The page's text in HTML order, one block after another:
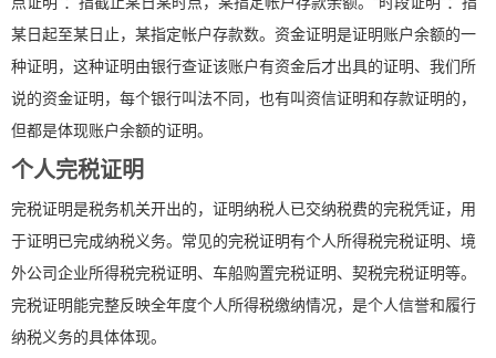
某日起至某日止，某指定帐户存款数。资金证明是证明账户余额的一
种证明，这种证明由银行查证该账户有资金后才出具的证明、我们所
说的资金证明，每个银行叫法不同，也有叫资信证明和存款证明的，
但都是体现账户余额的证明。
个人完税证明
完税证明是税务机关开出的，证明纳税人已交纳税费的完税凭证，用
于证明已完成纳税义务。常见的完税证明有个人所得税完税证明、境
外公司企业所得税完税证明、车船购置完税证明、契税完税证明等。
完税证明能完整反映全年度个人所得税缴纳情况，是个人信誉和履行
纳税义务的具体体现。